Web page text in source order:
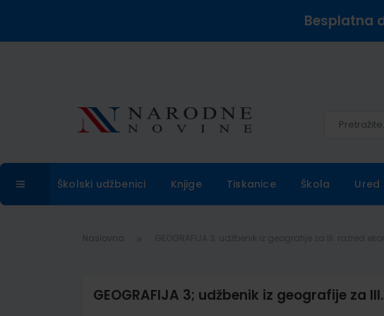
Besplatna
Školski udžbenici Knjige Tiskanice Škola Ured
Naslovna
GEOGRAFIJA 3; udžbenik iz geografije za